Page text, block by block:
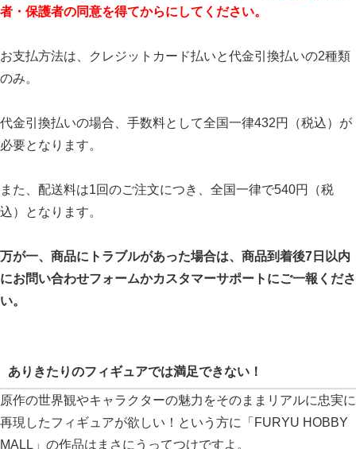
者・保護者の同意を得てからにしてください。
お支払方法は、クレジットカード払いと代金引換払いの2種類
のみ。
代金引換払いの場合、手数料として全国一律432円（税込）が
必要となります。
また、配送料は1回のご注文につき、全国一律で540円（税
込）となります。
万が一、商品にトラブルがあった場合は、商品到着後7日以内
にお問い合わせフォームかカスタマーサポートにご一報くださ
い。
ありきたりのフィギュアでは満足できない！
原作の世界観やキャラクターの魅力をそのままリアルに忠実に
再現したフィギュアが欲しい！という方に「FURYU HOBBY
MALL」の作品はまさにうってつけですよ。